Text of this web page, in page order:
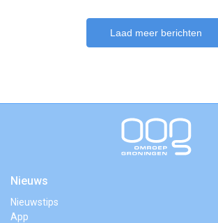
Laad meer berichten
Nieuws
Nieuwstips
App